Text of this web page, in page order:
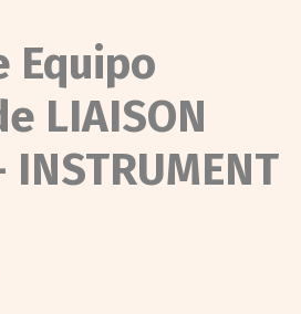
Equipo
LIAISON
INSTRUMENT